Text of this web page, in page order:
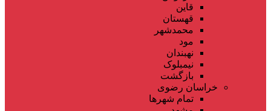
قاین
قهستان
محمدشهر
مود
نهبندان
نیمبلوک
بازگشت
خراسان رضوی
تمام شهر‌ها